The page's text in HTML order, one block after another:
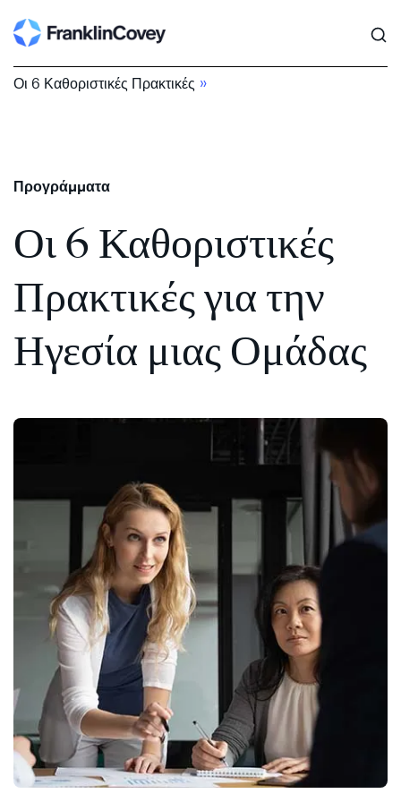
Skip
to
content
Οι 6 Καθοριστικές Πρακτικές »
Προγράμματα
Οι 6 Καθοριστικές
Πρακτικές για την
Ηγεσία μιας Ομάδας